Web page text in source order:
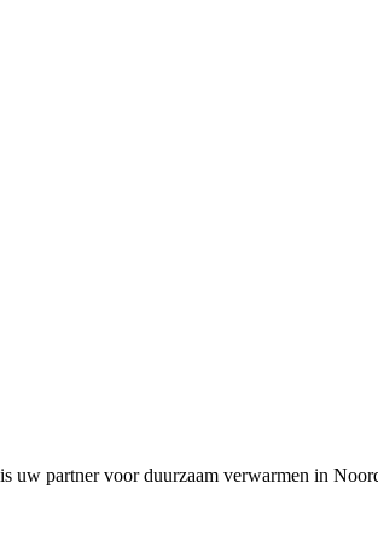
uw partner voor duurzaam verwarmen in